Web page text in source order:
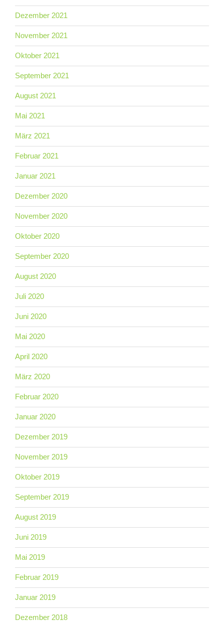
Dezember 2021
November 2021
Oktober 2021
September 2021
August 2021
Mai 2021
März 2021
Februar 2021
Januar 2021
Dezember 2020
November 2020
Oktober 2020
September 2020
August 2020
Juli 2020
Juni 2020
Mai 2020
April 2020
März 2020
Februar 2020
Januar 2020
Dezember 2019
November 2019
Oktober 2019
September 2019
August 2019
Juni 2019
Mai 2019
Februar 2019
Januar 2019
Dezember 2018